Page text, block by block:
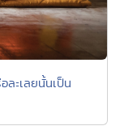
ละเลยนั้นเป็น